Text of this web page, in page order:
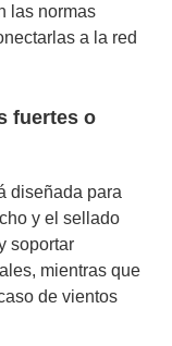
las normas
a la red
fuertes o
diseñada para
y el sellado
soportar
mientras que
de vientos